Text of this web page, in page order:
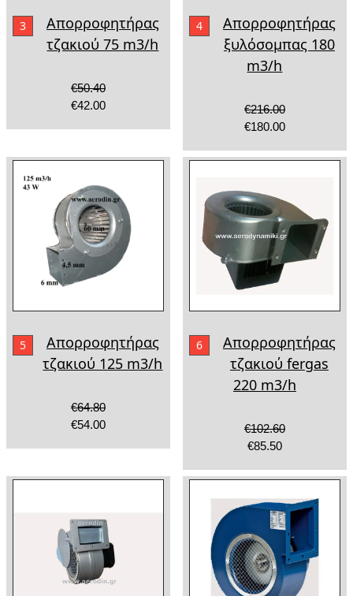
3
Απορροφητήρας
τζακιού 75 m3/h
€50.40
€42.00
4
Απορροφητήρας
ξυλόσομπας 180
m3/h
€216.00
€180.00
5
Απορροφητήρας
τζακιού 125 m3/h
€64.80
€54.00
6
Απορροφητήρας
τζακιού fergas
220 m3/h
€102.60
€85.50